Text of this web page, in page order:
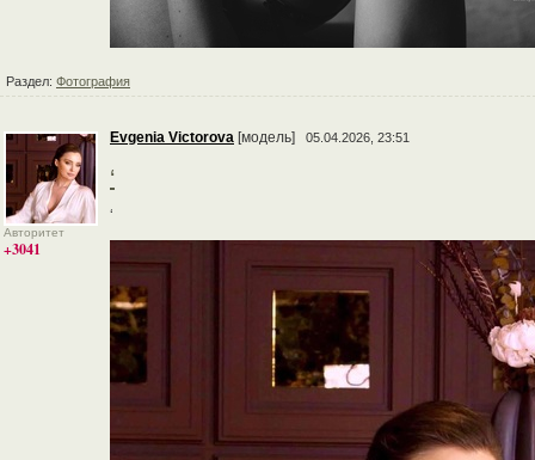
Раздел: Фотография
Авторитет
+3041
Evgenia Victorova [модель] 05.04.2026, 23:51
‘
‘